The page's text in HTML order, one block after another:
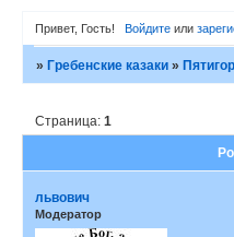
Привет, Гость! Войдитеили
»Гребенские казаки »
Страница:1
львович
Модератор